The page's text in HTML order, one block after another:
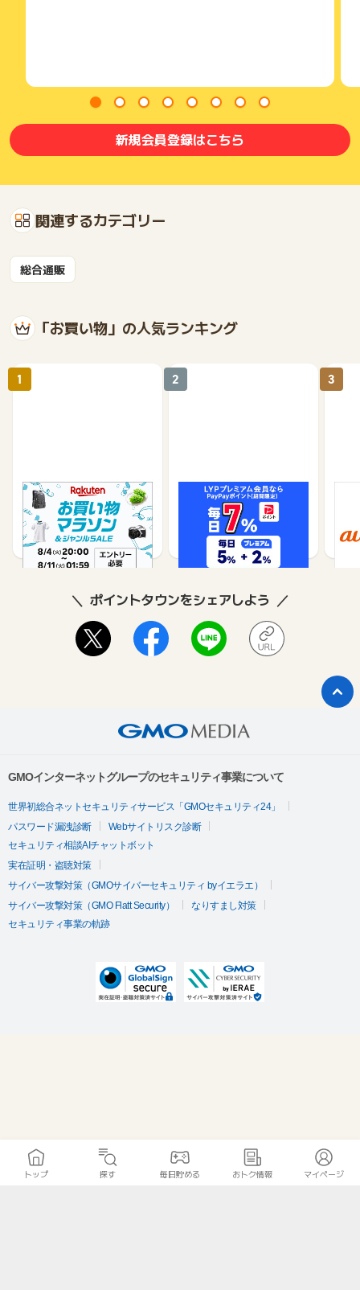
新規会員登録はこちら
関連するカテゴリー
総合通販
「お買い物」の人気ランキング
楽天市場
1%
1
Yahoo!ショッピング
1%
2 3
ポイントタウンをシェアしよう
GMOインターネットグループのセキュリティ事業について
世界初総合ネットセキュリティサービス「GMOセキュリティ24」
パスワード漏洩診断
Webサイトリスク診断
セキュリティ相談AIチャットボット
実在証明・盗聴対策
サイバー攻撃対策（GMOサイバーセキュリティ byイエラエ）
サイバー攻撃対策（GMO Flatt Security）
なりすまし対策
セキュリティ事業の軌跡
トップ 探す 毎日貯める おトク情報 マイページ